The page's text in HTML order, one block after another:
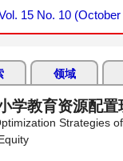
15 No. 10 (October
领域
学教育资源配
Strategies